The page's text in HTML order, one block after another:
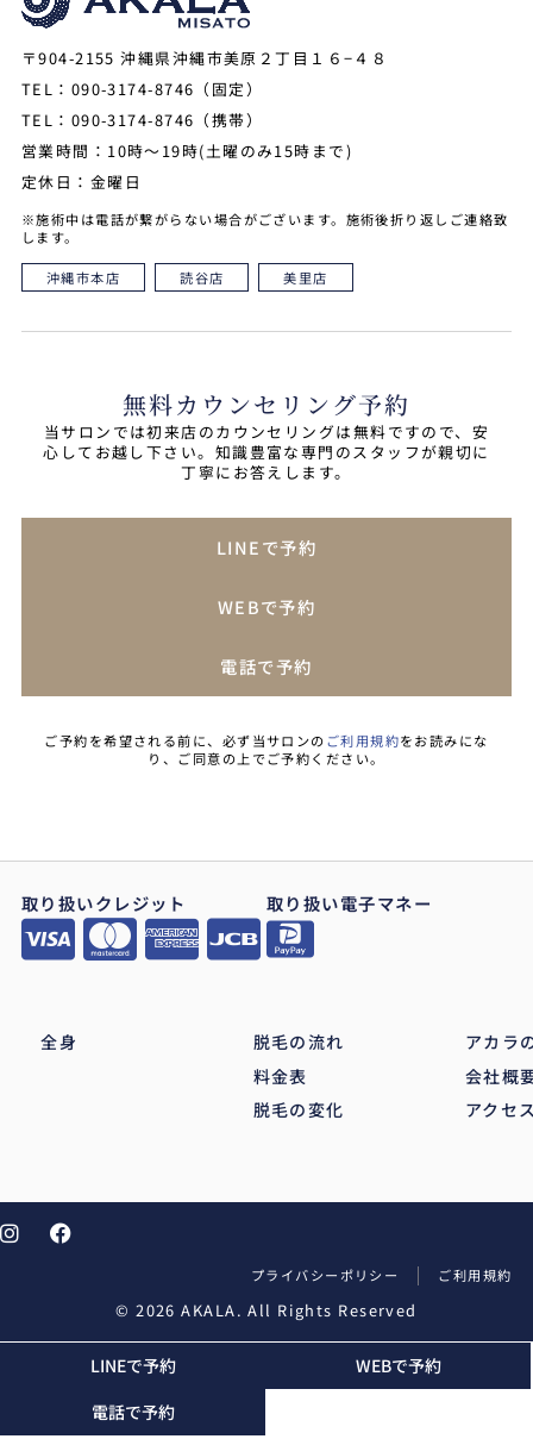
〒904-2155 沖縄県沖縄市美原２丁目１６−４８
TEL：090-3174-8746（固定）
TEL：090-3174-8746（携帯）
営業時間：10時～19時(土曜のみ15時まで)
定休日：金曜日
※施術中は電話が繋がらない場合がございます。施術後折り返しご連絡致
します。
沖縄市本店 読谷店 美里店
無料カウンセリング予約
当サロンでは初来店のカウンセリングは無料ですので、安
心してお越し下さい。知識豊富な専門のスタッフが親切に
丁寧にお答えします。
LINEで予約
WEBで予約
電話で予約
ご予約を希望される前に、必ず当サロンのご利用規約をお読みにな
り、ご同意の上でご予約ください。
取り扱いクレジット 取り扱い電子マネー
全身
脱毛の流れ
料金表
脱毛の変化
アカラ
会社概
アクセ
© 2026 AKALA. All Rights Reserved
プライバシーポリシー ご利用規約
LINEで予約
WEBで予約
電話で予約